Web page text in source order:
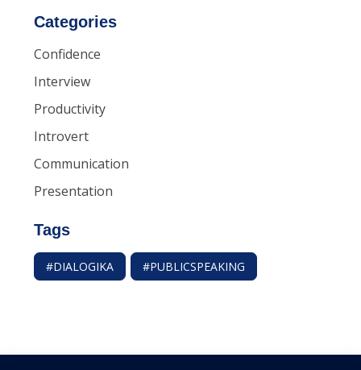
Categories
Confidence
Interview
Productivity
Introvert
Communication
Presentation
Tags
#DIALOGIKA #PUBLICSPEAKING